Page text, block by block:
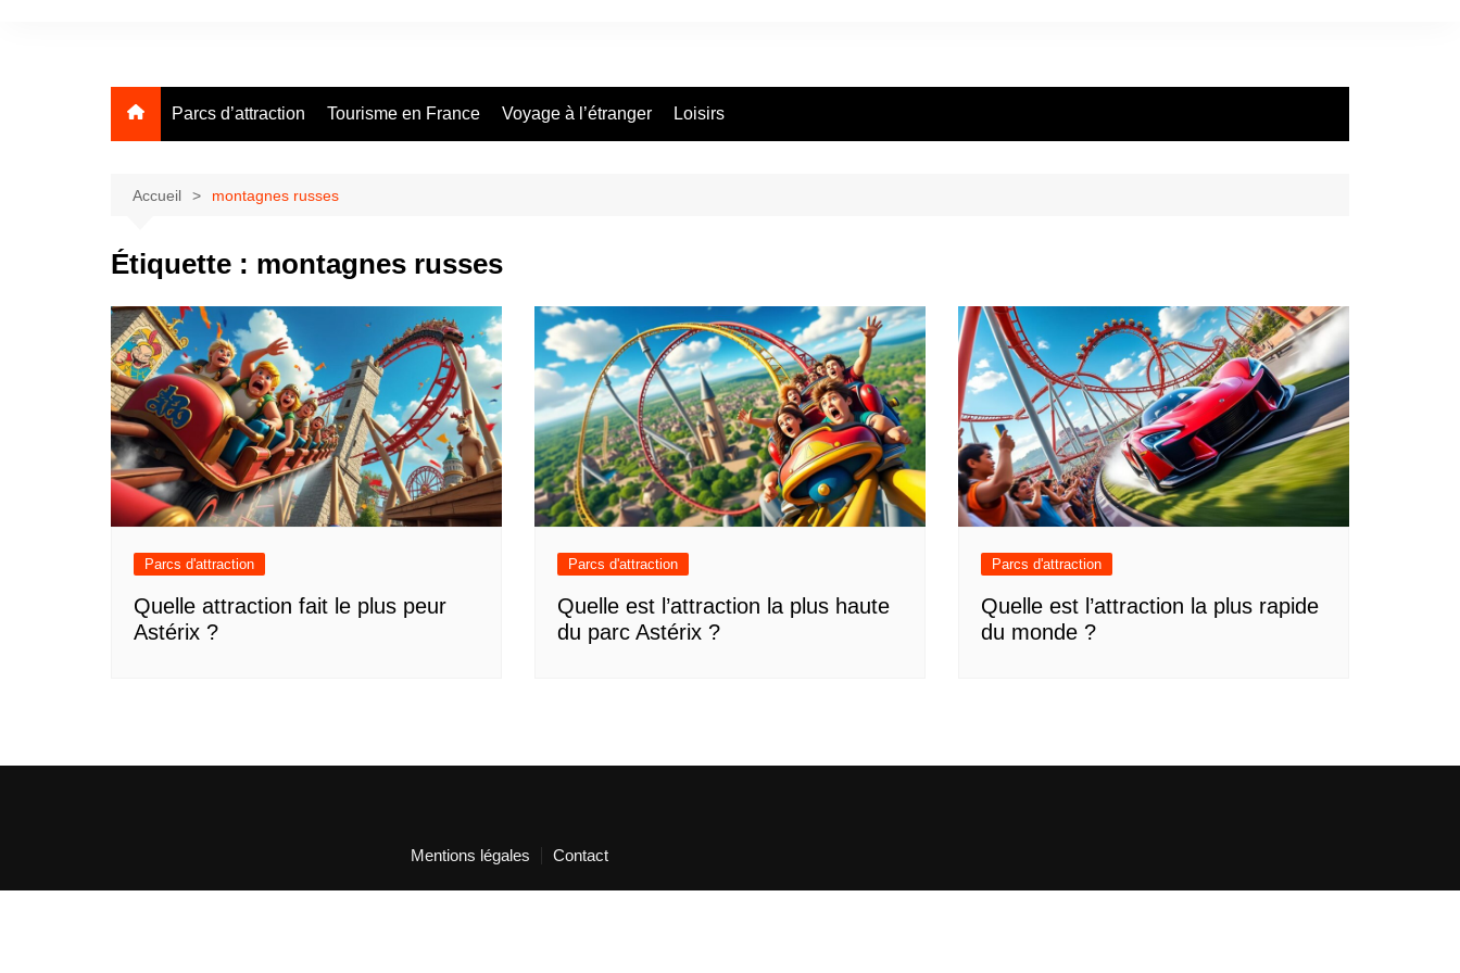
Parcs d’attraction Tourisme en France Voyage à l’étranger Loisirs
Accueil montagnes russes
Étiquette : montagnes russes
Parcs d'attraction
Quelle attraction fait le plus peur
Astérix ?
Parcs d'attraction
Quelle est l’attraction la plus haute
du parc Astérix ?
Parcs d'attraction
Quelle est l’attraction la plus rapide
du monde ?
Mentions légales Contact